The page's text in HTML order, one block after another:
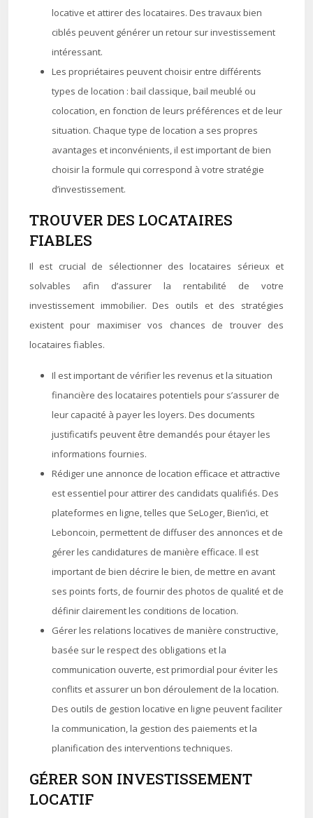
locative et attirer des locataires. Des travaux bien
ciblés peuvent générer un retour sur investissement
intéressant.
Les propriétaires peuvent choisir entre différents
types de location : bail classique, bail meublé ou
colocation, en fonction de leurs préférences et de leur
situation. Chaque type de location a ses propres
avantages et inconvénients, il est important de bien
choisir la formule qui correspond à votre stratégie
d’investissement.
TROUVER DES LOCATAIRES
FIABLES
Il est crucial de sélectionner des locataires sérieux et
solvables afin d’assurer la rentabilité de votre
investissement immobilier. Des outils et des stratégies
existent pour maximiser vos chances de trouver des
locataires fiables.
Il est important de vérifier les revenus et la situation
financière des locataires potentiels pour s’assurer de
leur capacité à payer les loyers. Des documents
justificatifs peuvent être demandés pour étayer les
informations fournies.
Rédiger une annonce de location efficace et attractive
est essentiel pour attirer des candidats qualifiés. Des
plateformes en ligne, telles que SeLoger, Bien’ici, et
Leboncoin, permettent de diffuser des annonces et de
gérer les candidatures de manière efficace. Il est
important de bien décrire le bien, de mettre en avant
ses points forts, de fournir des photos de qualité et de
définir clairement les conditions de location.
Gérer les relations locatives de manière constructive,
basée sur le respect des obligations et la
communication ouverte, est primordial pour éviter les
conflits et assurer un bon déroulement de la location.
Des outils de gestion locative en ligne peuvent faciliter
la communication, la gestion des paiements et la
planification des interventions techniques.
GÉRER SON INVESTISSEMENT
LOCATIF